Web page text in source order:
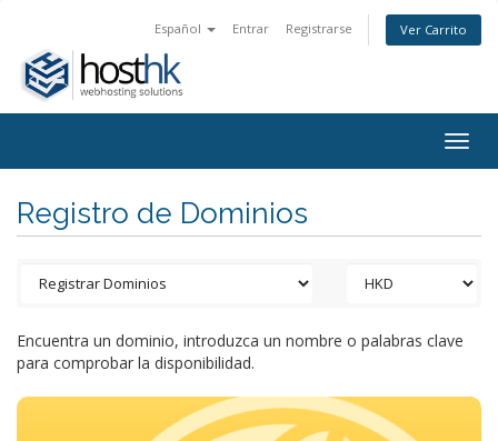
Español Entrar Registrarse Ver Carrito
Registro de Dominios
Encuentra un dominio, introduzca un nombre o palabras clave
para comprobar la disponibilidad.